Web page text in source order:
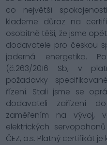
co největší
klademe důraz na
osobitně těší, že jsme
dodavatele pro českou
jaderná energetika.
(č.263/2016 Sb, v
požadavky
řízení. Stali jsme se
dodavateli zařízení
zaměřením na vývoj,
elektrických
ČEZ, a.s. Platný certifikát je